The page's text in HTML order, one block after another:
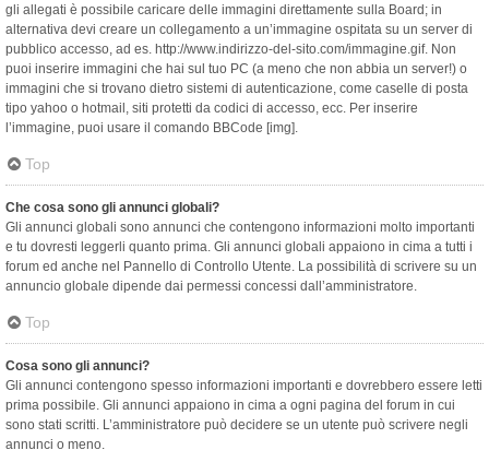
gli allegati è possibile caricare delle immagini direttamente sulla Board; in
alternativa devi creare un collegamento a un’immagine ospitata su un server di
pubblico accesso, ad es. http://www.indirizzo-del-sito.com/immagine.gif. Non
puoi inserire immagini che hai sul tuo PC (a meno che non abbia un server!) o
immagini che si trovano dietro sistemi di autenticazione, come caselle di posta
tipo yahoo o hotmail, siti protetti da codici di accesso, ecc. Per inserire
l’immagine, puoi usare il comando BBCode [img].
Top
Che cosa sono gli annunci globali?
Gli annunci globali sono annunci che contengono informazioni molto importanti
e tu dovresti leggerli quanto prima. Gli annunci globali appaiono in cima a tutti i
forum ed anche nel Pannello di Controllo Utente. La possibilità di scrivere su un
annuncio globale dipende dai permessi concessi dall’amministratore.
Top
Cosa sono gli annunci?
Gli annunci contengono spesso informazioni importanti e dovrebbero essere letti
prima possibile. Gli annunci appaiono in cima a ogni pagina del forum in cui
sono stati scritti. L’amministratore può decidere se un utente può scrivere negli
annunci o meno.